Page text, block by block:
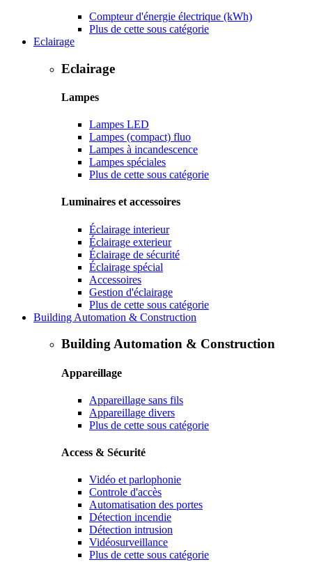
Compteur d'énergie électrique (kWh)
Plus de cette sous catégorie
Eclairage
Eclairage
Lampes
Lampes LED
Lampes (compact) fluo
Lampes à incandescence
Lampes spéciales
Plus de cette sous catégorie
Luminaires et accessoires
Éclairage interieur
Éclairage exterieur
Éclairage de sécurité
Éclairage spécial
Accessoires
Gestion d'éclairage
Plus de cette sous catégorie
Building Automation & Construction
Building Automation & Construction
Appareillage
Appareillage sans fils
Appareillage divers
Plus de cette sous catégorie
Access & Sécurité
Vidéo et parlophonie
Controle d'accès
Automatisation des portes
Détection incendie
Détection intrusion
Vidéosurveillance
Plus de cette sous catégorie